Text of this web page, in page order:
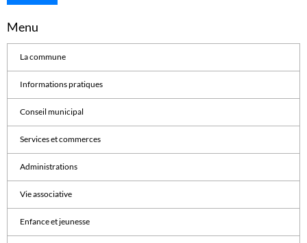
Menu
La commune
Informations pratiques
Conseil municipal
Services et commerces
Administrations
Vie associative
Enfance et jeunesse